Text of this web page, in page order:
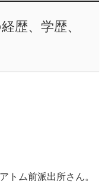
歴、学歴、
トム前派出所さん。